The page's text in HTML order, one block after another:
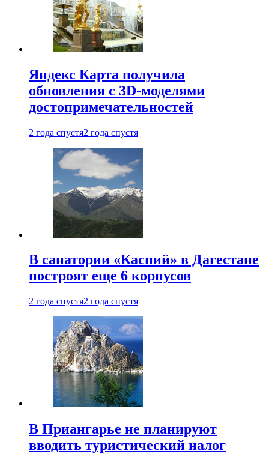
Яндекс Карта получила
обновления с 3D-моделями
достопримечательностей
2 года спустя2 года спустя
В санатории «Каспий» в Дагестане
построят еще 6 корпусов
2 года спустя2 года спустя
В Приангарье не планируют
вводить туристический налог